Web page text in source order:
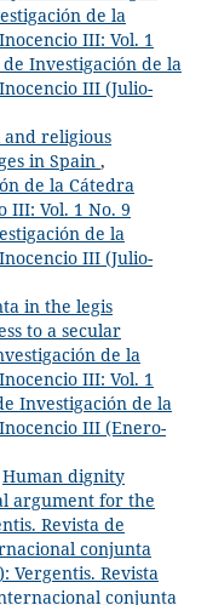
de la
III: Vol. 1
de Investigación de la
III (Julio-
and religious
in Spain ,
de la Cátedra
III: Vol. 1 No. 9
de la
III (Julio-
in the legis
to a secular
de la
III: Vol. 1
Investigación de la
III (Enero-
Human dignity
argument for the
Revista de
conjunta
Vergentis. Revista
conjunta